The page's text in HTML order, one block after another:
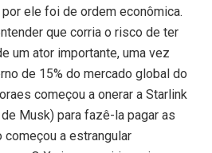
ele foi de ordem econômica.
que corria o risco de ter
um ator importante, uma vez
de 15% do mercado global do
começou a onerar a Starlink
Musk) para fazê-la pagar as
a estrangular